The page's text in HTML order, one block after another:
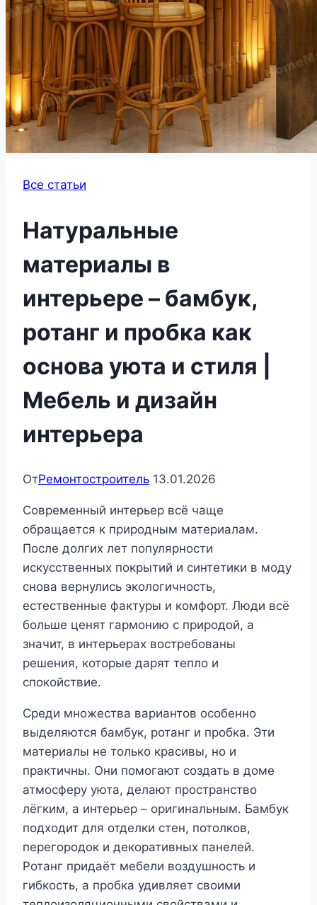
Все статьи
Натуральные
материалы в
интерьере – бамбук,
ротанг и пробка как
основа уюта и стиля |
Мебель и дизайн
интерьера
ОтРемонтостроитель 13.01.2026
Современный интерьер всё чаще
обращается к природным материалам.
После долгих лет популярности
искусственных покрытий и синтетики в моду
снова вернулись экологичность,
естественные фактуры и комфорт. Люди всё
больше ценят гармонию с природой, а
значит, в интерьерах востребованы
решения, которые дарят тепло и
спокойствие.
Среди множества вариантов особенно
выделяются бамбук, ротанг и пробка. Эти
материалы не только красивы, но и
практичны. Они помогают создать в доме
атмосферу уюта, делают пространство
лёгким, а интерьер – оригинальным. Бамбук
подходит для отделки стен, потолков,
перегородок и декоративных панелей.
Ротанг придаёт мебели воздушность и
гибкость, а пробка удивляет своими